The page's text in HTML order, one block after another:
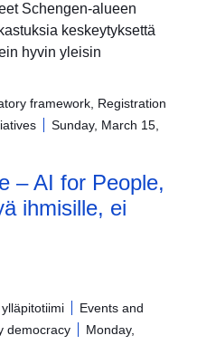
Schengen-alueen
keskeytyksettä
hyvin yleisin
framework, Registration
Sunday, March 15,
– AI for People,
ihmisille, ei
Events and
democracy
Monday,